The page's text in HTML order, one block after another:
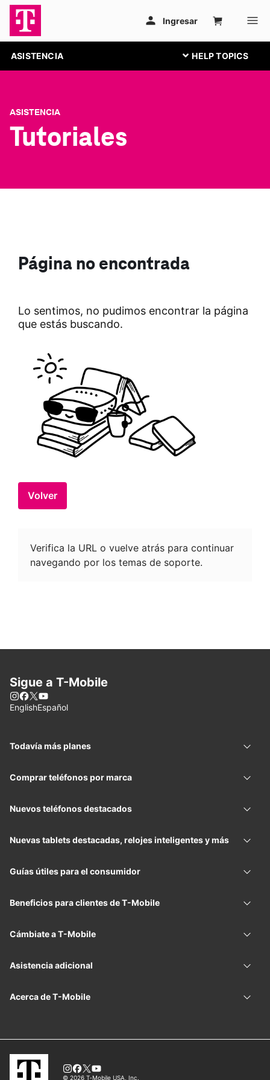
ASISTENCIA
ASISTENCIA
Tutoriales